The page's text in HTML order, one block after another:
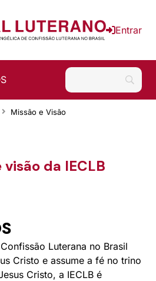
Entrar
Missão e Visão
visão da IECLB
Luterana no Brasil
Cristo e assume a fé no trino
Cristo, a IECLB é